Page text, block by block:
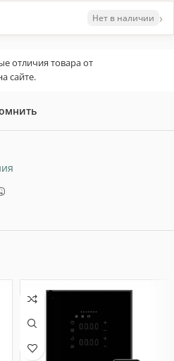
Нет в наличии ›
отличия товара от
сайте.